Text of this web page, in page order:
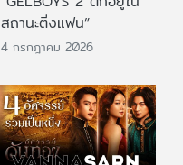
สถานะติ่งแฟน”
4 กรกฎาคม 2026